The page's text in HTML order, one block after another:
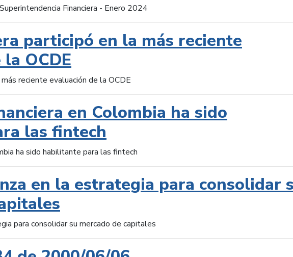
Financiera - Enero 2024
participó en la más reciente
OCDE
reciente evaluación de la OCDE
en Colombia ha sido
las fintech
ha sido habilitante para las fintech
en la estrategia para consolidar
para consolidar su mercado de capitales